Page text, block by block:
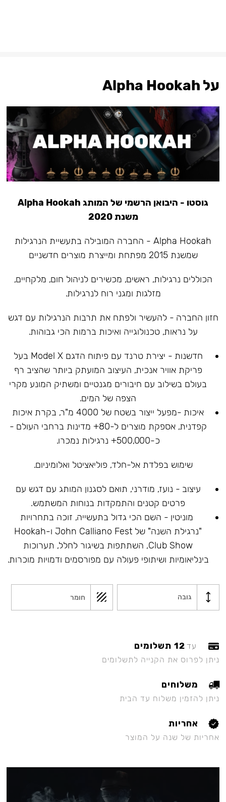
על Alpha Hookah
גוסטו - היבואן הרשמי של המותג Alpha Hookah
משנת 2020
Alpha Hookah - החברה המובילה בתעשיית הנרגילות
שמשנת 2015 מפתחת ומייצרת מוצרים חדשניים
הכוללים נרגילות, ראשים, מכשירים לניהול חום, מלקחיים,
מזלגות ומגני רוח לנרגילות.
חזון החברה - להעשיר ולפתח את תרבות הנרגילות עם דגש
על נראות, טכנולוגייה ואיכות ברמות הכי גבוהות.
חדשנות - יצירת טרנד עם פיתוח הדגם Model X בעל
פריקת אוויר אנכית, העיצוב המועתק ביותר שהציב רף
בעולם בשילוב עם חיבורים מגנטיים ומשתיק המונע מקרי
הצפה של המים.
איכות -מפעל ייצור בשטח של 4000 מ"ר, בקרת איכות
קפדנית, אספקת מוצרים ל-80+ מדינות ברחבי העולם -
כ-500,000+ נרגילות נמכרו.
שימוש בפלדת אל-חלד, פוליאציטל ואלומיניום.
עיצוב - נועז, מודרני, תואם לסגנון המותג עם דגש עם
פרטים קטנים והתמקדות בנוחות המשתמש.
מוניטין - השם הכי גדול בתעשייה, זוכה בתחרויות
"נרגילת השנה" של John Calliano Fest ו-Hookah
Club Show, השתתפות בשיגור לחלל, תערוכות
בינליאומיות ושיתופי פעולה עם מפורסמים ודמויות מוכרות.
גובה חומר
עד 12 תשלומים
ניתן לפרוס את הקנייה לתשלומים
משלוחים
ניתן להזמין משלוח עד הבית
אחריות
אחריות של שנה על המוצר